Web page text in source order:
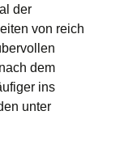
der
von reich
dem
ins
unter